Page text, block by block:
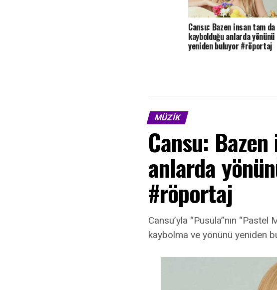
Cansu: Bazen insan tam da
kaybolduğu anlarda yönünü
yeniden buluyor #röportaj
MÜZIK
Cansu:
anlarda
#röportaj
Cansu’yla “Pusula”nın
kaybolma ve yönünü yeniden